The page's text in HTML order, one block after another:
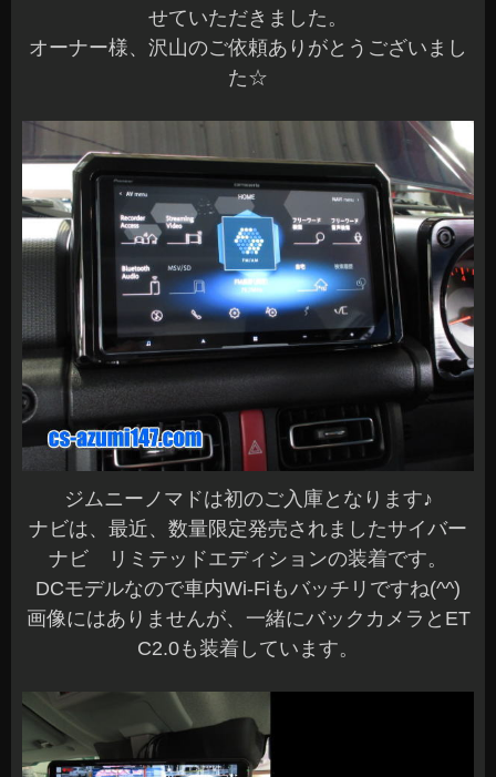
せていただきました。
オーナー様、沢山のご依頼ありがとうございまし
た☆
ジムニーノマドは初のご入庫となります♪
ナビは、最近、数量限定発売されましたサイバー
ナビ リミテッドエディションの装着です。
DCモデルなので車内Wi-Fiもバッチリですね(^^)
画像にはありませんが、一緒にバックカメラとET
C2.0も装着しています。